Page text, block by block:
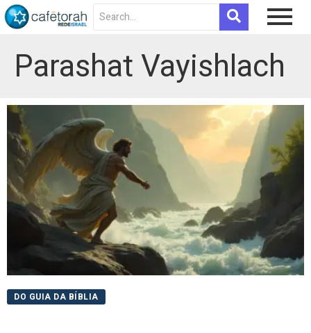
Parashat Vayishlach
DO GUIA DA BÍBLIA